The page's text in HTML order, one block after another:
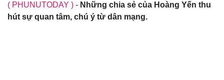
( PHUNUTODAY ) - Những chia sẻ của Hoàng Yến thu
hút sự quan tâm, chú ý từ dân mạng.